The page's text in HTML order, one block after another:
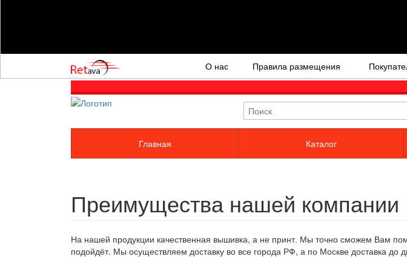
Главная Каталог
Преимущества нашей компании
На нашей продукции качественная вышивка, а не принт. Мы точно сможем Вам
подойдёт. Мы осуществляем доставку во все города РФ, а по Москве доставка
О нас Правила размещения